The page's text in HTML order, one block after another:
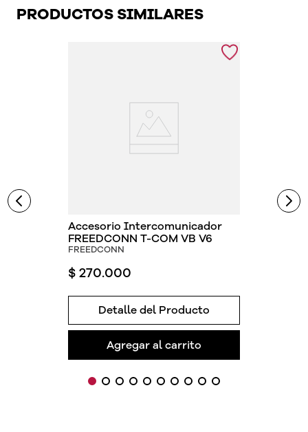
PRODUCTOS SIMILARES
Accesorio Intercomunicador
FREEDCONN T-COM VB V6
FREEDCONN
$ 270.000
Detalle del Producto
Agregar al carrito